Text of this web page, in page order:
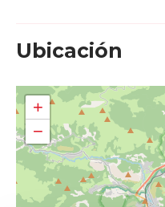
Ubicación
+
−